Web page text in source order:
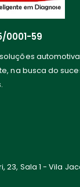
0001-59
na busca do
23, Sala 1 - Vila